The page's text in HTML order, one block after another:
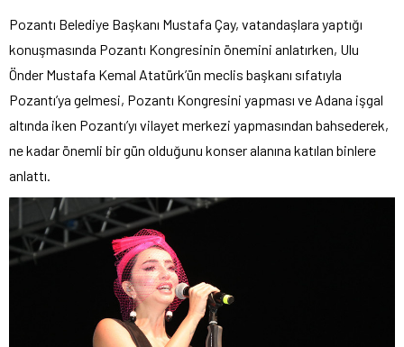
Pozantı Belediye Başkanı Mustafa Çay, vatandaşlara yaptığı
konuşmasında Pozantı Kongresinin önemini anlatırken, Ulu
Önder Mustafa Kemal Atatürk’ün meclis başkanı sıfatıyla
Pozantı’ya gelmesi, Pozantı Kongresini yapması ve Adana işgal
altında iken Pozantı’yı vilayet merkezi yapmasından bahsederek,
ne kadar önemli bir gün olduğunu konser alanına katılan binlere
anlattı.